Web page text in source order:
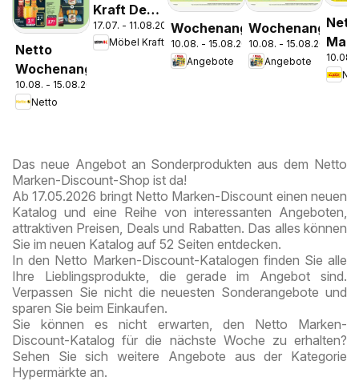
Netto
Wochenangebote
10.08. - 15.08.2026
Netto
Kraft Der
Sommer
zieht ein!
17.07. - 11.08.2026
Möbel Kraft
Wochenangebote
10.08. - 15.08.2026
Angebote
10.08. - 15.08.2026
Angebote
10.08.
Das neue Angebot an Sonderprodukten aus dem Netto
Marken-Discount-Shop ist da!
Ab 17.05.2026 bringt Netto Marken-Discount einen neuen
Katalog und eine Reihe von interessanten Angeboten,
attraktiven Preisen, Deals und Rabatten. Das alles können
Sie im neuen Katalog auf 52 Seiten entdecken.
In den Netto Marken-Discount-Katalogen finden Sie alle
Ihre Lieblingsprodukte, die gerade im Angebot sind.
Verpassen Sie nicht die neuesten Sonderangebote und
sparen Sie beim Einkaufen.
Sie können es nicht erwarten, den Netto Marken-
Discount-Katalog für die nächste Woche zu erhalten?
Sehen Sie sich weitere Angebote aus der Kategorie
Hypermärkte an.